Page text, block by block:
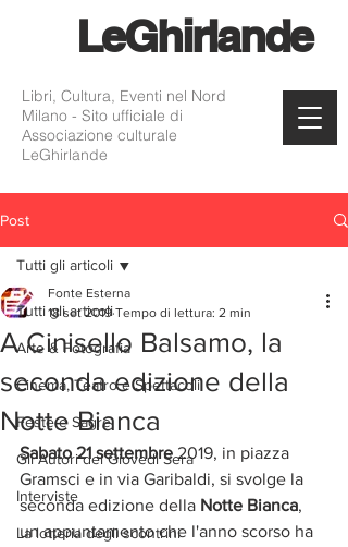
LeGhirlande
Libri, Cultura, Eventi nel Nord
Milano - Sito ufficiale di
Associazione culturale
LeGhirlande
Post
Tutti gli articoli
Arte & Fotografia
Cinema, Teatro e Spettacoli
Feste e Sagre
Gli Autori del Giovedì Sera
Interviste
La lotteria degli scontrini
Tutti gli articoli
A Cinisello Balsamo, la
seconda edizione della
Notte Bianca
Fonte Esterna
18 set 2019 Tempo di lettura: 2 min
Sabato 21 settembre 2019, in piazza
Gramsci e in via Garibaldi, si svolge la
seconda edizione della Notte Bianca,
un appuntamento che l'anno scorso ha